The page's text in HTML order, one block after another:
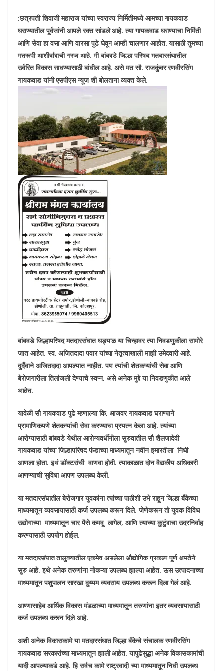
:छत्रपती शिवाजी महाराज यांच्या स्वराज्य निर्मितीमध्ये आमच्या गायकवाड
घराण्यातील पूर्वजांनी आपले रक्त सांडले आहे. त्या गायकवाड घराण्याचा निर्मिती
आणि सेवा हा वसा आणि वारसा पुढे घेवून आम्ही चालणार आहोत. यासाठी तुमच्या
मतरूपी आशीर्वादाची गरज आहे. मी बांबवडे जिल्हा परिषद मतदारसंघातील
उर्वरित विकास साधण्यासाठी बांधील आहे. असे मत सौ. राजकुंवर रणवीरसिंग
गायकवाड यांनी एसपीएस न्यूज शी बोलताना व्यक्त केले.
बांबवडे जिल्हापरिषद मतदारसंघात घड्याळ या चिन्हावर त्या निवडणुकीला सामोरे
जात आहेत. स्व. अजितदादा पवार यांच्या नेतृत्वाखाली माझी उमेदवारी आहे.
दुर्दैवाने अजितदादा आपल्यात नाहीत. पण त्यांची शेतकऱ्यांची सेवा आणि
बेरोजगारीला तिलांजली देण्याचे स्वप्न, असे अनेक मुद्दे या निवडणुकीत आले
आहेत.
यावेळी सौ गायकवाड पुढे म्हणाल्या कि, आजवर गायकवाड घराण्याने
प्रामाणिकपणे शेतकऱ्यांची सेवा करण्याचा प्रयत्न केला आहे. त्यांच्या
आरोग्यासाठी बांबवडे येथील आरोग्यवर्धीनीला सुरुवातील सौ शैलजादेवी
गायकवाड यांच्या जिल्हापरिषद फंडाच्या माध्यमातून नवीन इमारतीला निधी
आणला होता. इथं डॉक्टरांची वाणवा होती. त्याकाळात दोन वैद्यकीय अधिकारी
आणण्याची सुविधा आपण उपलब्ध केली.
या मतदारसंघातील बेरोजगार युवकांना त्यांच्या पाठीशी उभे राहून जिल्हा बँकेच्या
माध्यमातून व्यवसायासाठी कर्ज उपलब्ध करून दिले. जेणेकरून तो युवक विविध
उद्योगाच्या माध्यमातून चार पैसे कमवू लागेल, आणि त्याच्या कुटुंबाचा उदरनिर्वाह
करण्यासाठी उपयोग होईल.
या मतदारसंघात तालुक्यातील एकमेव असलेला औद्योगिक प्रकल्प पूर्ण क्षमतेने
सुरु आहे. इथे अनेक तरुणांना नोकऱ्या उपलब्ध झाल्या आहेत. ऊस उत्पादनाच्या
माध्यमातून पशुपालन सारखा दुय्यम व्यवसाय उपलब्ध करून दिला गेलं आहे.
आण्णासाहेब आर्थिक विकास मंडळाच्या माध्यमातून तरुणांना इतर व्यवसायासाठी
कर्ज उपलब्ध करून दिले आहे.
अशी अनेक विकासकामे या मतदारसंघात जिल्हा बँकेचे संचालक रणवीरसिंग
गायकवाड सरकारांच्या माध्यमातून झाली आहेत. यापुढेसुद्धा अनेक विकासकामांची
यादी आपल्याकडे आहे. हि सर्वच कामे राष्ट्रवादी च्या माध्यमातून निधी उपलब्ध